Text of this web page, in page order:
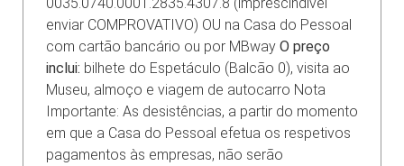
enviar COMPROVATIVO) OU na Casa do Pessoal
com cartão bancário ou por MBway O preço
inclui: bilhete do Espetáculo (Balcão 0), visita ao
Museu, almoço e viagem de autocarro Nota
Importante: As desistências, a partir do momento
em que a Casa do Pessoal efetua os respetivos
pagamentos às empresas, não serão